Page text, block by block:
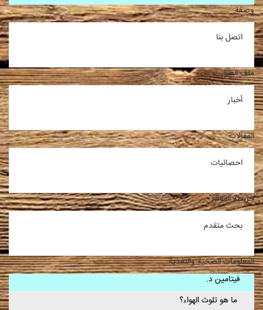
وصفة
اتصل بنا
ملف الصوّر
أخبار
المقالات
احصائيات
خريطة الموقع
بحث متقدم
المعلومات الصحية والتغذية
فيتامين د.
ما هو تلوث الهواء؟